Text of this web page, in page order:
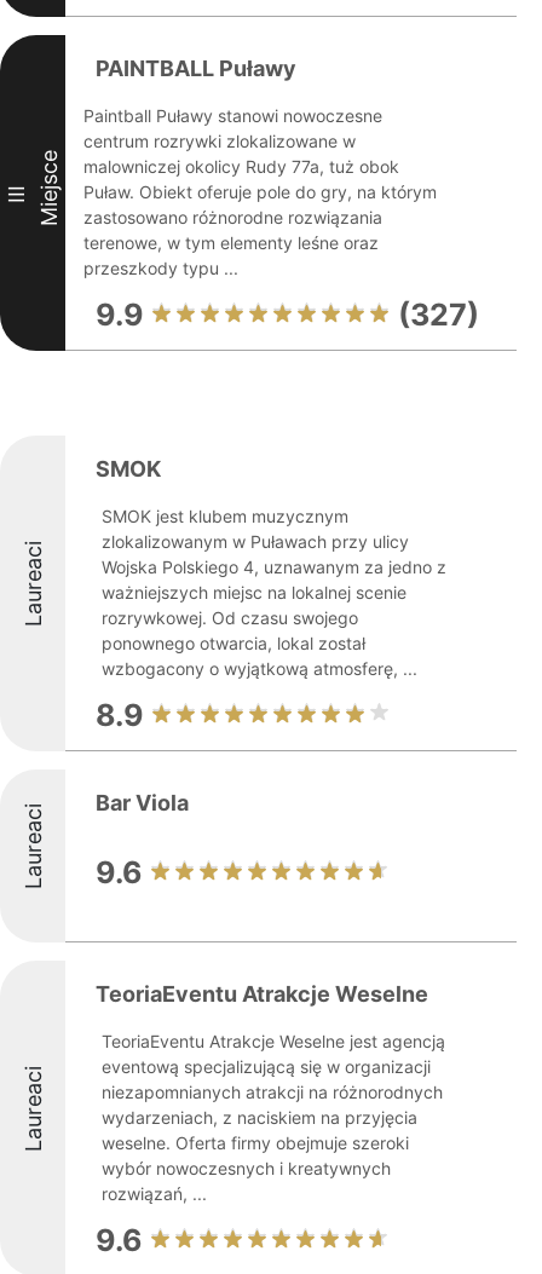
III Miejsce
PAINTBALL Puławy
Paintball Puławy stanowi nowoczesne
centrum rozrywki zlokalizowane w
malowniczej okolicy Rudy 77a, tuż obok
Puław. Obiekt oferuje pole do gry, na którym
zastosowano różnorodne rozwiązania
terenowe, w tym elementy leśne oraz
przeszkody typu ...
9.9 (327)
Laureaci
SMOK
SMOK jest klubem muzycznym
zlokalizowanym w Puławach przy ulicy
Wojska Polskiego 4, uznawanym za jedno z
ważniejszych miejsc na lokalnej scenie
rozrywkowej. Od czasu swojego
ponownego otwarcia, lokal został
wzbogacony o wyjątkową atmosferę, ...
8.9
Laureaci Bar Viola
9.6
Laureaci
TeoriaEventu Atrakcje Weselne
TeoriaEventu Atrakcje Weselne jest agencją
eventową specjalizującą się w organizacji
niezapomnianych atrakcji na różnorodnych
wydarzeniach, z naciskiem na przyjęcia
weselne. Oferta firmy obejmuje szeroki
wybór nowoczesnych i kreatywnych
rozwiązań, ...
9.6